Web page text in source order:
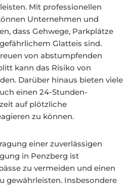
Mit professionellen
Unternehmen und
dass Gehwege, Parkplätze
Glatteis sind.
von abstumpfenden
kann das Risiko von
Darüber hinaus bieten viele
einen 24-Stunden-
auf plötzliche
zu können.
einer zuverlässigen
in Penzberg ist
zu vermeiden und einen
gewährleisten. Insbesondere